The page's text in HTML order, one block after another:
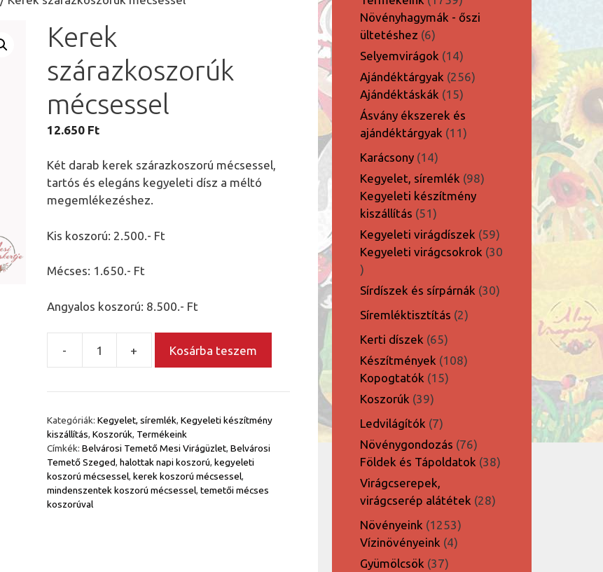
Kerek
szárazkoszorúk
mécsessel
12.650 Ft
Két darab kerek szárazkoszorú mécsessel,
tartós és elegáns kegyeleti dísz a méltó
megemlékezéshez.
Kis koszorú: 2.500.- Ft
Mécses: 1.650.- Ft
Angyalos koszorú: 8.500.- Ft
-
mécsessel
+ Kosárba teszem
Kategóriák: Kegyelet, síremlék, Kegyeleti készítmény
kiszállítás, Koszorúk, Termékeink
Címkék: Belvárosi Temető Mesi Virágüzlet, Belvárosi
Temető Szeged, halottak napi koszorú, kegyeleti
koszorú mécsessel, kerek koszorú mécsessel,
mindenszentek koszorú mécsessel, temetői mécses
koszorúval
termék
Növényhagymák - őszi
ültetéshez 66
termék
Selyemvirágok 1414
termék
Ajándéktárgyak 256256
Ajándéktáskák 1515
termék
Ásvány ékszerek és
ajándéktárgyak
1111
Karácsony 1414
termék
Kegyelet, síremlék 9898
Kegyeleti készítmény
kiszállítás 5151
termék
Kegyeleti virágdíszek 5959
termék
Kegyeleti virágcsokrok 30
30
termék
Sírdíszek és sírpárnák 3030
Síremléktisztítás 22
Kerti díszek 6565
termék
Készítmények 108108
Kopogtatók 1515
Koszorúk 3939
termék
Ledvilágítók 77
termék
Növénygondozás 7676
termék
Földek és Tápoldatok 3838
Virágcserepek,
virágcserép alátétek 2828
Növényeink 12531253
termék
Vízinövényeink 44
Gyümölcsök 3737